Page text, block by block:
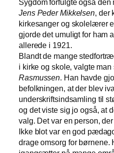
Sygdom forfulgte også den
Jens Peder Mikkelsen, der
kirkesanger og skolelærer
gjorde det umuligt for ham
allerede i 1921.
Blandt de mange
i kirke og skole, valgte
Rasmussen. Han havde
befolkningen, at der blev
underskriftsindsamling til
og det viste sig jo også, at
valg. Det var en person,
Ikke blot var en god
drage omsorg for børnene.